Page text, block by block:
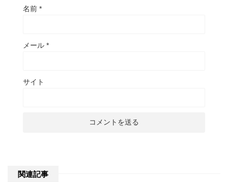
名前 *
メール *
サイト
関連記事